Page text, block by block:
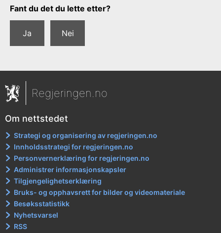
Tilbakemeldingsskjema
Fant du det du lette etter?
Ja Nei
Regjeringen.no
Om nettstedet
Strategi og organisering av regjeringen.no
Innholdsstrategi for regjeringen.no
Personvernerklæring for regjeringen.no
Administrer informasjonskapsler
Tilgjengelighetserklæring
Bruks- og opphavsrett for bilder og videomateriale
Besøksstatistikk
Nyhetsvarsel
RSS